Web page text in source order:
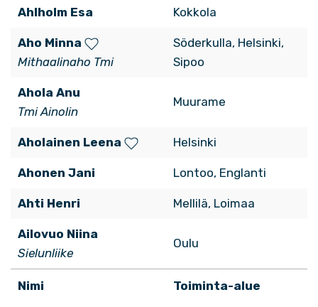
Ahlholm Esa Kokkola
Aho Minna
Mithaalinaho Tmi
Söderkulla, Helsinki,
Sipoo
Ahola Anu
Tmi Ainolin
Muurame
Aholainen Leena Helsinki
Ahonen Jani Lontoo, Englanti
Ahti Henri Mellilä, Loimaa
Ailovuo Niina
Sielunliike
Oulu
Nimi Toiminta-alue